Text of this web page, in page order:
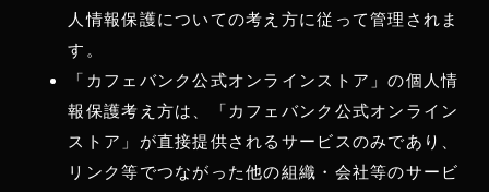
人情報保護についての考え方に従って管理されま
す。
「カフェバンク公式オンラインストア」の個人情
報保護考え方は、「カフェバンク公式オンライン
ストア」が直接提供されるサービスのみであり、
リンク等でつながった他の組織・会社等のサービ